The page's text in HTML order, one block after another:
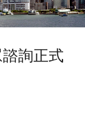
詢正式